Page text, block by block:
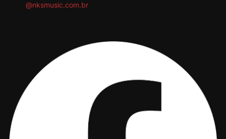
@nksmusic.com.br